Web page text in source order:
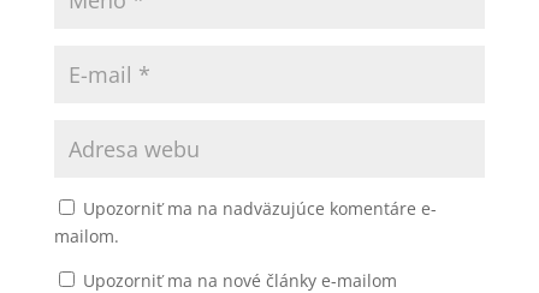
Upozorniť ma na nadväzujúce komentáre e-
mailom.
Upozorniť ma na nové články e-mailom